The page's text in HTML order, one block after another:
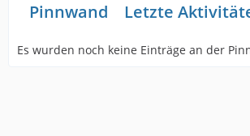
Pinnwand Letzte
Es wurden noch keine Einträge an der